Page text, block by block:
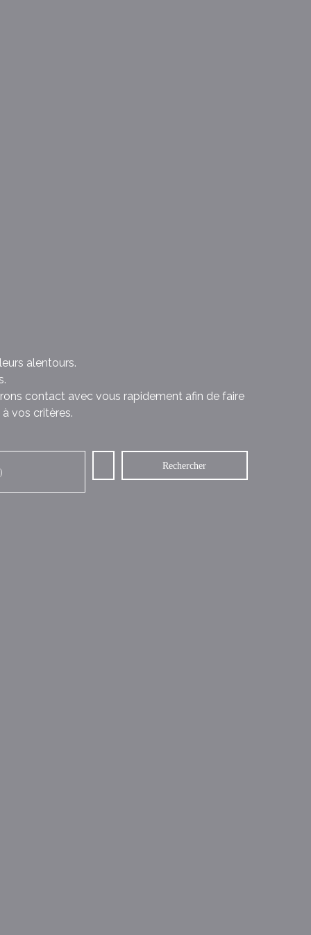
alentours.
contact avec vous rapidement afin de faire
vos critères.
Rechercher